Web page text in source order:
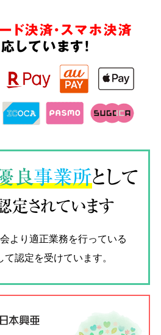
ド決済・スマホ決済
しています!
良事業所として
定されています
より適正業務を行っている
認定を受けています。